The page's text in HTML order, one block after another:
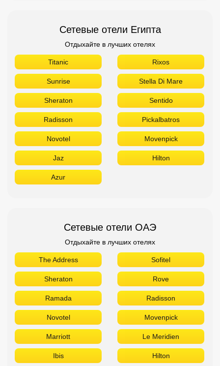
Сетевые отели Египта
Отдыхайте в лучших отелях
Titanic Rixos
Sunrise Stella Di Mare
Sheraton Sentido
Radisson Pickalbatros
Novotel Movenpick
Jaz Hilton
Azur
Сетевые отели ОАЭ
Отдыхайте в лучших отелях
The Address Sofitel
Sheraton Rove
Ramada Radisson
Novotel Movenpick
Marriott Le Meridien
Ibis Hilton